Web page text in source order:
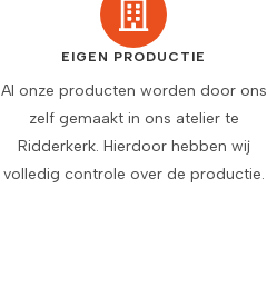
EIGEN PRODUCTIE
Al onze producten worden door ons
zelf gemaakt in ons atelier te
Ridderkerk. Hierdoor hebben wij
volledig controle over de productie.